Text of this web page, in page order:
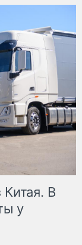
В
у